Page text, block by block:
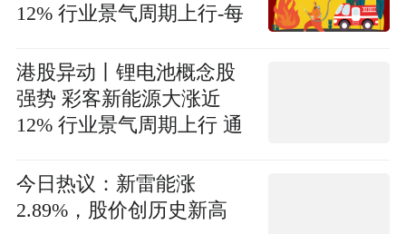
12% 行业景气周期上行-每
港股异动丨锂电池概念股
强势 彩客新能源大涨近
12% 行业景气周期上行 通
今日热议：新雷能涨
2.89%，股价创历史新高